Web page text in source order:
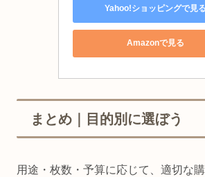
Yahoo!ショッピングで見る
Amazonで見る
まとめ｜目的別に選ぼう
用途・枚数・予算に応じて、適切な